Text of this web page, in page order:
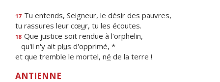
17 Tu entends, Seigneur, le désir des pauvres,
tu rassures leur cœur, tu les écoutes.
18 Que justice soit rendue à l'orphelin,
qu'il n'y ait plus d'opprimé, *
et que tremble le mortel, né de la terre !
ANTIENNE